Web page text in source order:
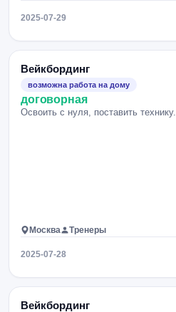
2025-07-29
Вейкбординг
возможна работа на дому
договорная
Освоить с нуля, поставить технику.
Москва Тренеры
2025-07-28
Вейкбординг